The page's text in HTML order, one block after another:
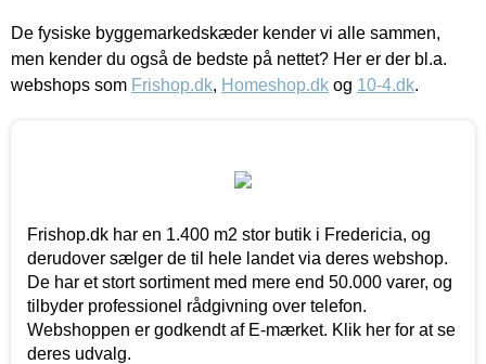
De fysiske byggemarkedskæder kender vi alle sammen,
men kender du også de bedste på nettet? Her er der bl.a.
webshops som Frishop.dk, Homeshop.dk og 10-4.dk.
Frishop.dk har en 1.400 m2 stor butik i Fredericia, og
derudover sælger de til hele landet via deres webshop.
De har et stort sortiment med mere end 50.000 varer, og
tilbyder professionel rådgivning over telefon.
Webshoppen er godkendt af E-mærket. Klik her for at se
deres udvalg.